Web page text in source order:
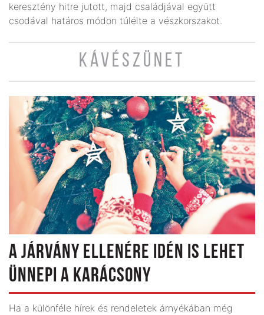
keresztény hitre jutott, majd családjával együtt
csodával határos módon túlélte a vészkorszakot.
KÁVÉSZÜNET
A JÁRVÁNY ELLENÉRE IDÉN IS LEHET
ÜNNEPI A KARÁCSONY
Ha a különféle hírek és rendeletek árnyékában még